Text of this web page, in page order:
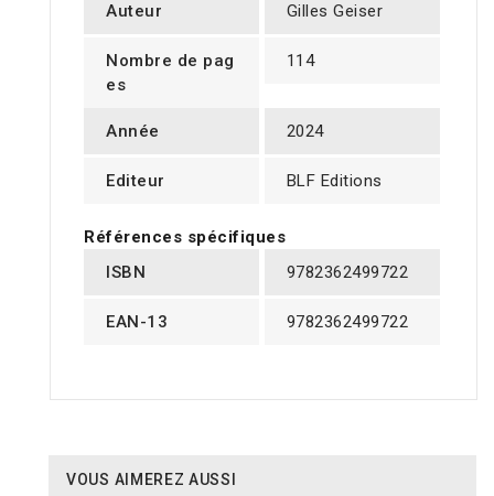
Auteur Gilles Geiser
Nombre de pag
es
114
Année 2024
Editeur BLF Editions
Références spécifiques
ISBN
9782362499722
EAN-13 9782362499722
VOUS AIMEREZ AUSSI